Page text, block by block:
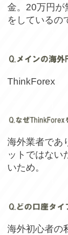
金。20万円が
をしているの
ThinkForex
海外業者であ
ットではない
いため。
海外初心者の